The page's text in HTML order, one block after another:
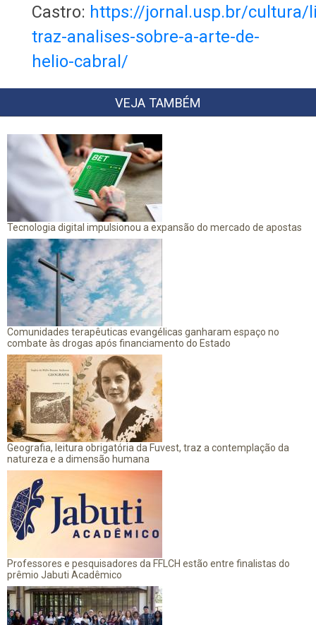
Castro: https://jornal.usp.br/cultura/
traz-analises-sobre-a-arte-de-
helio-cabral/
VEJA TAMBÉM
Tecnologia digital impulsionou a expansão do mercado de apostas
Comunidades terapêuticas evangélicas ganharam espaço no
combate às drogas após financiamento do Estado
Geografia, leitura obrigatória da Fuvest, traz a contemplação da
natureza e a dimensão humana
Professores e pesquisadores da FFLCH estão entre finalistas do
prêmio Jabuti Acadêmico